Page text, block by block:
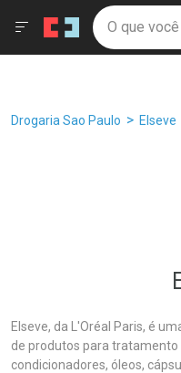
Drogaria São
Ir direto para a home
pela
Ir direto para o
Ir direto para a busca
Ir direto para a
Faça a sua
O que
Menu
Breadcrumb
Drogaria Sao Paulo Elseve
Elseve, da L'Oréal Paris, é
de produtos para tratamento
condicionadores, óleos,
Âncoras
Filtros Ordenar por